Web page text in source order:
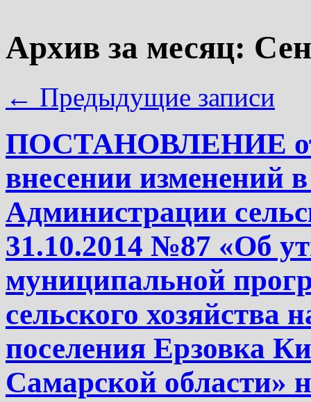
Архив за месяц:
← Предыдущие записи
ПОСТАНОВЛЕНИЕ от
внесении изменений
Администрации
31.10.2014 №87 «Об
муниципальной
сельского хозяйства
поселения Ерзовка
Самарской области»